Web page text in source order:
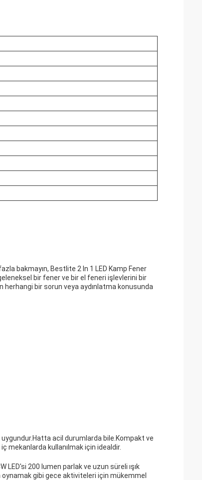
bakmayın, Bestlite 2 In 1 LED Kamp Fener
bir fener ve bir el feneri işlevlerini bir
bir sorun veya aydınlatma konusunda
acil durumlarda bile.Kompakt ve
mekanlarda kullanılmak için idealdir.
LED'si 200 lumen parlak ve uzun süreli ışık
gibi gece aktiviteleri için mükemmel